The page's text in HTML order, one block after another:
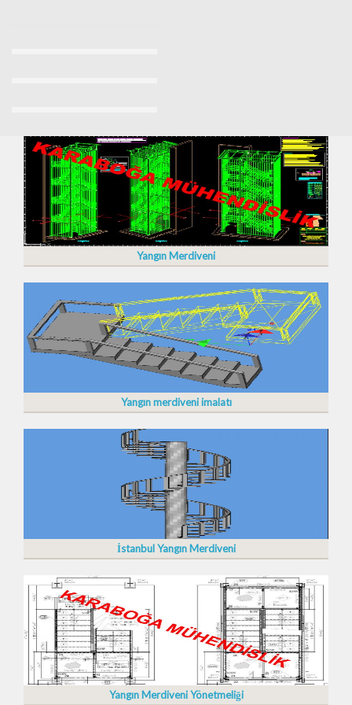
Yangın Merdiveni
Yangın merdiveni imalatı
İstanbul Yangın Merdiveni
Yangın Merdiveni Yönetmeliği